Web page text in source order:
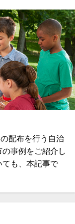
配布を行う自治
事例をご紹介し
ても、本記事で